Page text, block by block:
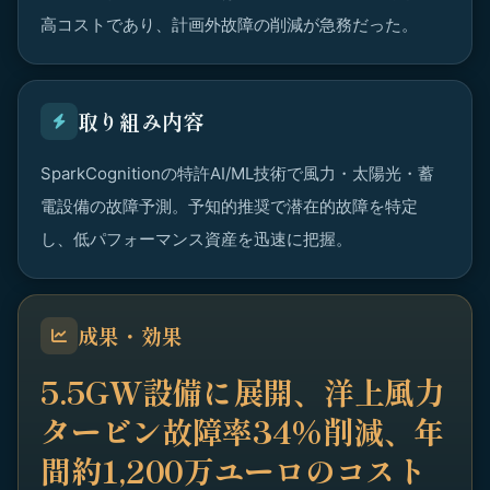
高コストであり、計画外故障の削減が急務だった。
取り組み内容
SparkCognitionの特許AI/ML技術で風力・太陽光・蓄
電設備の故障予測。予知的推奨で潜在的故障を特定
し、低パフォーマンス資産を迅速に把握。
成果・効果
5.5GW設備に展開、洋上風力
タービン故障率34%削減、年
間約1,200万ユーロのコスト